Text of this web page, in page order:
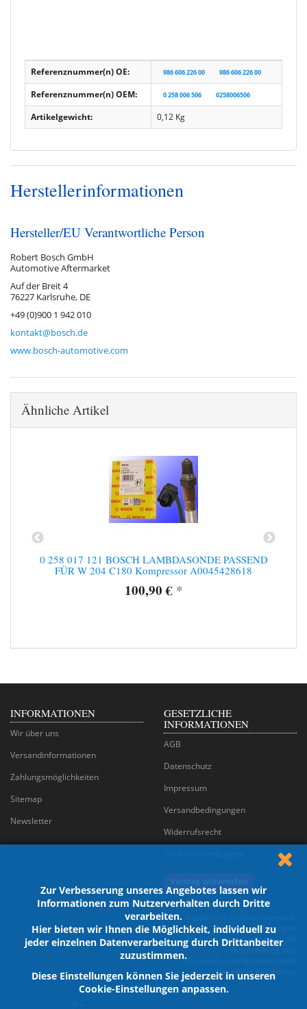
Zur Verbesserung unseres Angebotes lassen wir
Informationen zum Nutzerverhalten durch Dritte
verarbeiten.
Hier bieten wir Ihnen die Möglichkeit, individuell zu
jeder einzelnen Datenverarbeitung durch Drittanbeiter
zuzustimmen.
Diese Einstellungen können Sie jederzeit in unseren
Cookie-Einstellungen anpassen.
Referenznummer(n) OE: 986 606 226 00 986 606 226 00
Referenznummer(n) OEM: 0 258 006 506 0258006506
Artikelgewicht: 0,12 Kg
Herstellerinformationen
Hersteller/EU Verantwortliche Person
Robert Bosch GmbH
Automotive Aftermarket
Auf der Breit 4
76227 Karlsruhe, DE
+49 (0)900 1 942 010
kontakt@bosch.de
www.bosch-automotive.com
Ähnliche Artikel
0 258 017 121 BOSCH LAMBDASONDE PASSEND
FÜR W 204 C180 Kompressor A0045428618
100,90 € *
INFORMATIONEN
Wir über uns
Versandinformationen
Zahlungsmöglichkeiten
Sitemap
Newsletter
GESETZLICHE
INFORMATIONEN
AGB
Datenschutz
Impressum
Versandbedingungen
Widerrufsrecht
Marken und sonstigen
Bezeichnungen dienen nur der
Beschreibung; alle
Kennzeichenrechte stehen dem
jeweiligen Inhaber zu.